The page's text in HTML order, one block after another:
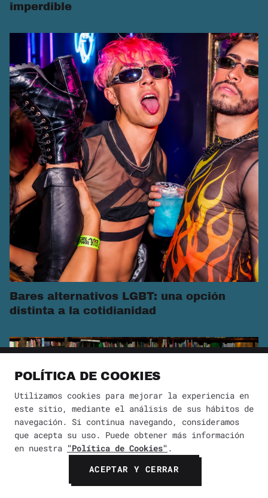
imperdible
Bares alternativos LGBT: una opción
distinta a la cotidianidad
POLÍTICA DE COOKIES
Utilizamos cookies para mejorar la experiencia en
este sitio, mediante el análisis de sus hábitos de
navegación. Si continua navegando, consideramos
que acepta su uso. Puede obtener más información
en nuestra "Política de Cookies" .
ACEPTAR Y CERRAR